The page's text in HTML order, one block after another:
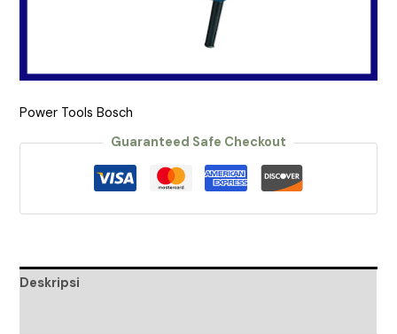
Power Tools Bosch
Guaranteed Safe Checkout
Deskripsi